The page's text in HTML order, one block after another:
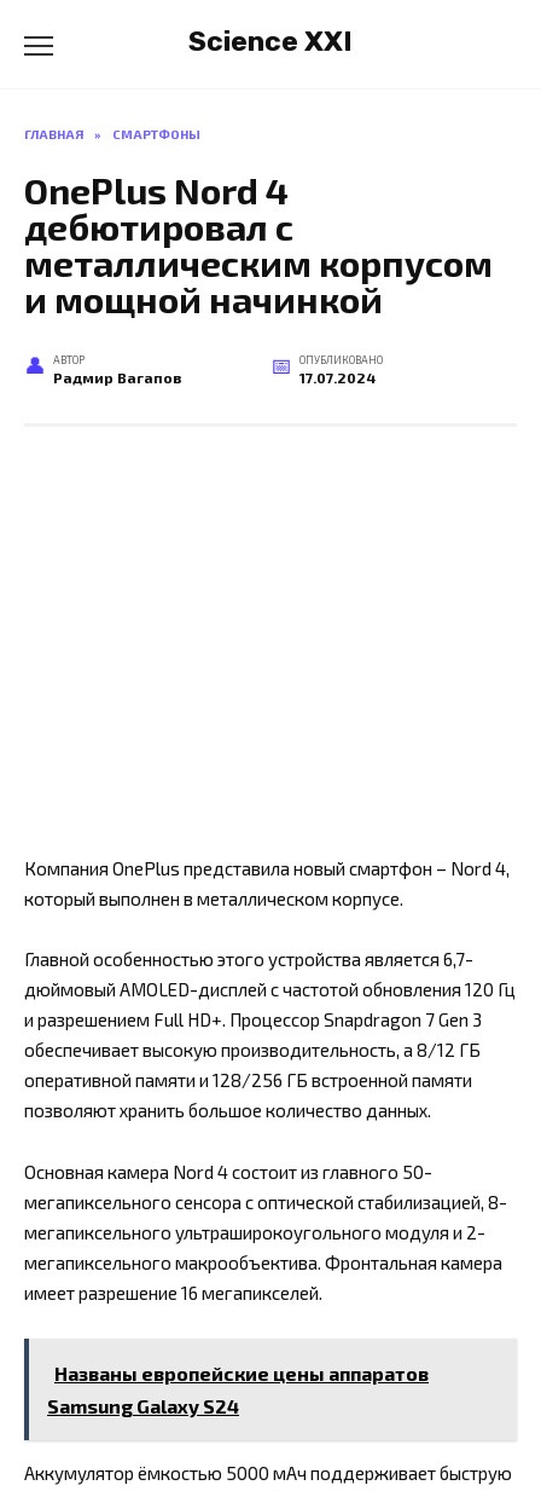
содержанию
Science XXI
ГЛАВНАЯ » СМАРТФОНЫ
OnePlus Nord 4
дебютировал с
металлическим корпусом
и мощной начинкой
АВТОР
Радмир Вагапов
ОПУБЛИКОВАНО
17.07.2024
Компания OnePlus представила новый смартфон – Nord 4,
который выполнен в металлическом корпусе.
Главной особенностью этого устройства является 6,7-
дюймовый AMOLED-дисплей с частотой обновления 120 Гц
и разрешением Full HD+. Процессор Snapdragon 7 Gen 3
обеспечивает высокую производительность, а 8/12 ГБ
оперативной памяти и 128/256 ГБ встроенной памяти
позволяют хранить большое количество данных.
Основная камера Nord 4 состоит из главного 50-
мегапиксельного сенсора с оптической стабилизацией, 8-
мегапиксельного ультраширокоугольного модуля и 2-
мегапиксельного макрообъектива. Фронтальная камера
имеет разрешение 16 мегапикселей.
Названы европейские цены аппаратов
Samsung Galaxy S24
Аккумулятор ёмкостью 5000 мАч поддерживает быструю